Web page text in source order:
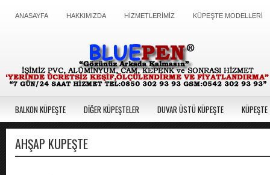
ANASAYFA HAKKIMIZDA HİZMETLERİMİZ KÜPEŞTE MODELLERİ
BALKON KÜPEŞTE DİĞER KÜPEŞTELER DUVAR ÜSTÜ KÜPEŞTE
AHŞAP KÜPEŞTE